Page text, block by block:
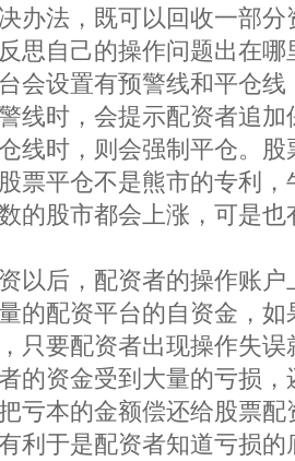
办法，既可以回收一部
思自己的操作问题出在哪
设置有预警线和平仓线
线时，会提示配资者追
线时，则会强制平仓。
票平仓不是熊市的专利
的股市都会上涨，可是
后，配资者的操作账户
的配资平台的自资金，
只要配资者出现操作失
的资金受到大量的亏损
亏本的金额偿还给股票
利于是配资者知道亏损的